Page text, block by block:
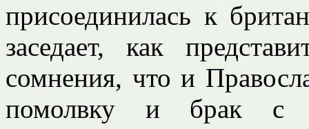
присоединилась к
заседает, как
сомнения, что и
помолвку и брак с